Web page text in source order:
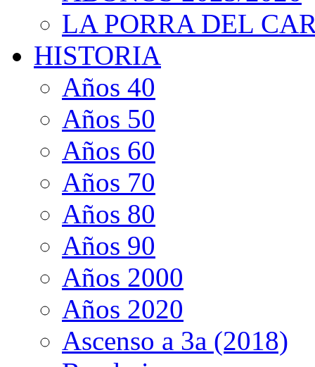
LA PORRA DEL
HISTORIA
Años 40
Años 50
Años 60
Años 70
Años 80
Años 90
Años 2000
Años 2020
Ascenso a 3a (2018)